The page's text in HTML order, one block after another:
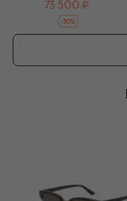
73 500 ₽
-30%